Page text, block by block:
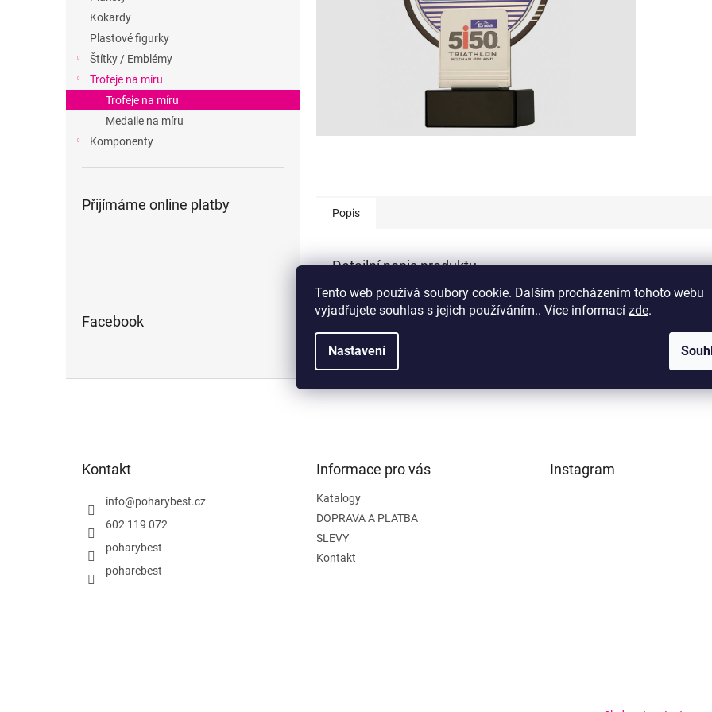
Tento web používá soubory cookie. Dalším procházením tohoto webu
vyjadřujete souhlas s jejich používáním.. Více informací zde.
Nastavení
Kokardy
Plastové figurky
Štítky / Emblémy
Trofeje na míru
Trofeje na míru
Medaile na míru
Komponenty
Přijímáme online platby
Facebook
Popis
Detailní popis produktu
Popis produktu není dostupný
Kontakt
info@poharybest.cz
602 119 072
poharybest
poharebest
Informace pro vás
Katalogy
DOPRAVA A PLATBA
SLEVY
Kontakt
Instagram